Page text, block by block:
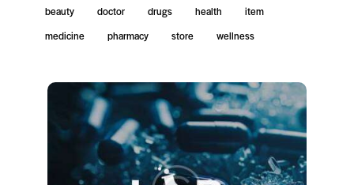
beauty doctor drugs health
item
medicine
pharmacy store wellness